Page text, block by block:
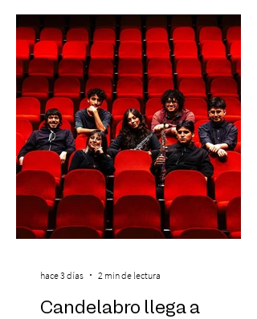
stock). Posterior a esta preventa exclusiva
se da inicio a la segunda etapa con una
preventa con 20% descuento para los
clientes del mismo banco y 20% para las
personas que se pre inscribieron y el miérc
Candelabro llega a
hace 3 días 2 min de lectura